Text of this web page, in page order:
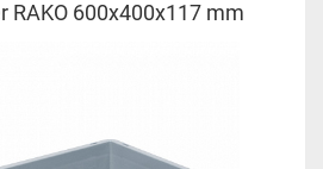
RAKO 600x400x117 mm